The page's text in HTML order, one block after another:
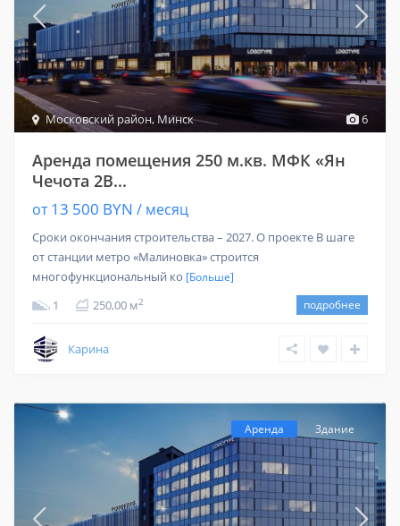
6
Московский район, Минск
Аренда помещения 250 м.кв. МФК «Ян
Чечота 2В...
от13 500 BYN / месяц
Сроки окончания строительства – 2027. О проекте В шаге
от станции метро «Малиновка» строится
многофункциональный ко [Больше]
1 250,00 м2 подробнее
Карина
Аренда Здание